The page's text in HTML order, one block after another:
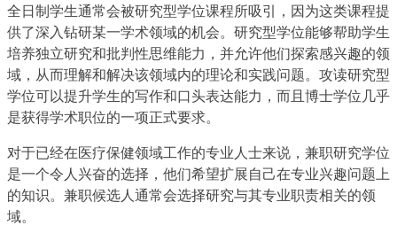
全日制学生通常会被研究型学位课程所吸引，因为这类课程提
供了深入钻研某一学术领域的机会。研究型学位能够帮助学生
培养独立研究和批判性思维能力，并允许他们探索感兴趣的领
域，从而理解和解决该领域内的理论和实践问题。攻读研究型
学位可以提升学生的写作和口头表达能力，而且博士学位几乎
是获得学术职位的一项正式要求。
对于已经在医疗保健领域工作的专业人士来说，兼职研究学位
是一个令人兴奋的选择，他们希望扩展自己在专业兴趣问题上
的知识。兼职候选人通常会选择研究与其专业职责相关的领
域。